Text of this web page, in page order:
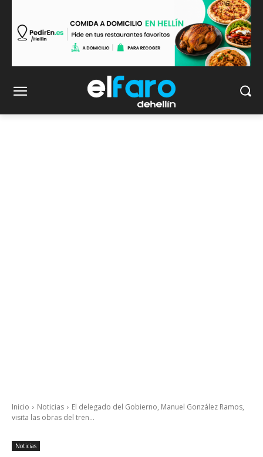
Inicio Noticias
El delegado del Gobierno, Manuel González Ramos,
visita las obras del tren...
Noticias